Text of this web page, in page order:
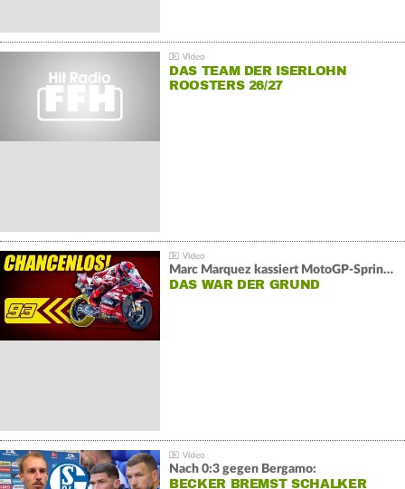
DAS TEAM DER ISERLOHN
ROOSTERS 26/27
Marc Marquez kassiert MotoGP-Sprint-Schlappe:
DAS WAR DER GRUND
Nach 0:3 gegen Bergamo:
BECKER BREMST SCHALKER